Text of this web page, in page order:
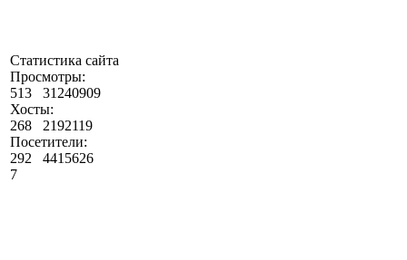
Статистика сайта
Просмотры:
513
31240909
Хосты:
268
2192119
Посетители:
292
4415626
7